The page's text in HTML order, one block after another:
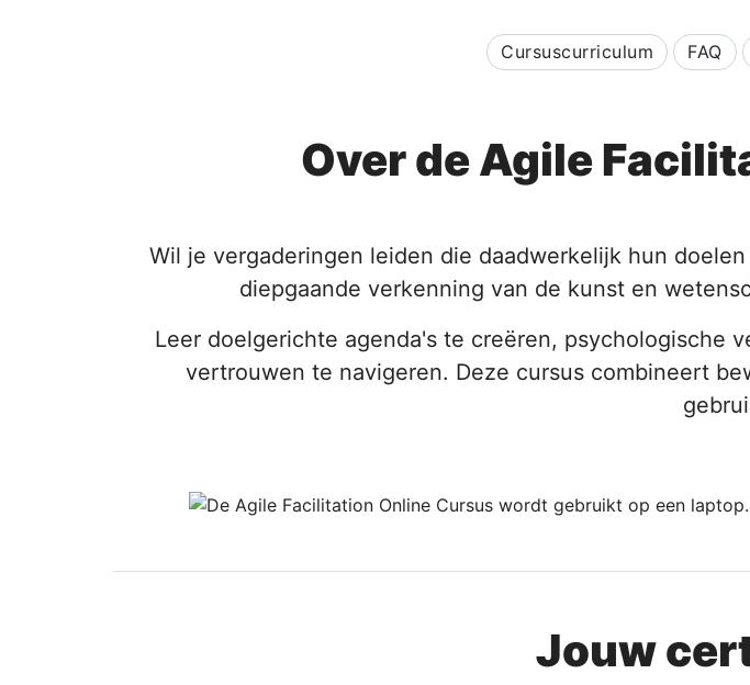
Cursuscurriculum FAQ
Over de Agile
Wil je vergaderingen leiden die daadwerkelijk hun
diepgaande verkenning van de kunst en
Leer doelgerichte agenda's te creëren, psychologische
vertrouwen te navigeren. Deze cursus combineert
Jouw